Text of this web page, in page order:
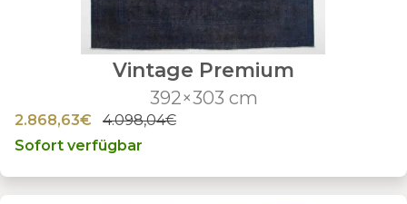
Vintage Premium
392×303 cm
2.868,63€
4.098,04€
Sofort verfügbar